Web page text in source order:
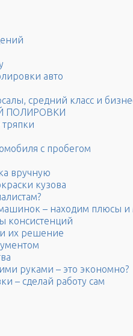
авто
средний класс и
ПОЛИРОВКИ
с пробегом
вручную
кузова
– находим плюсы и
консистенций
их решение
руками – это экономно?
– сделай работу сам